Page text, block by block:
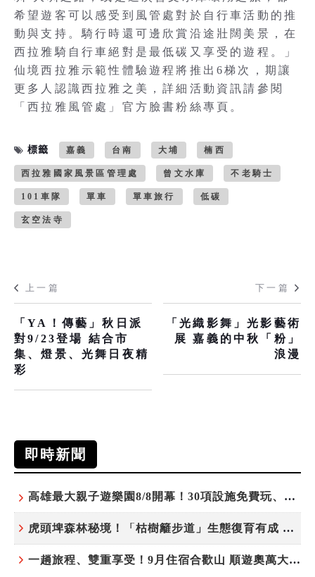
希望遊客可以感受到風管處對於自行車活動的推
動與支持。騎行時還可邊欣賞沿途壯闊美景，在
西拉雅騎自行車絕對是最低碳又享受的遊程。」
仙境西拉雅示範性體驗遊程將推出6梯次，期讓
更多人認識西拉雅之美，詳細活動資訊請參閱
「西拉雅風管處」官方臉書粉絲專頁。
標籤 嘉義 台南 大埔 楠西
西拉雅國家風景區管理處 曾文水庫 不老騎士
101車隊 單車 單車旅行 低碳
玄空法寺
上一篇
「YA！傳藝」秋日派
對9/23登場 結合市
集、燈景、光舞日夜精
彩
下一篇
「光織影舞」光影藝術
展 嘉義的中秋「粉」
浪漫
即時新聞
高雄最大親子遊樂園8/8開幕！30項設施免費玩、YOYO家族嗨翻暑假
虎頭埤森林秘境！「枯樹籬步道」生態復育有成 走進大自然生命教室
一趟旅程、雙重享受！9月住宿合歡山 順遊奧萬大10元優惠入園